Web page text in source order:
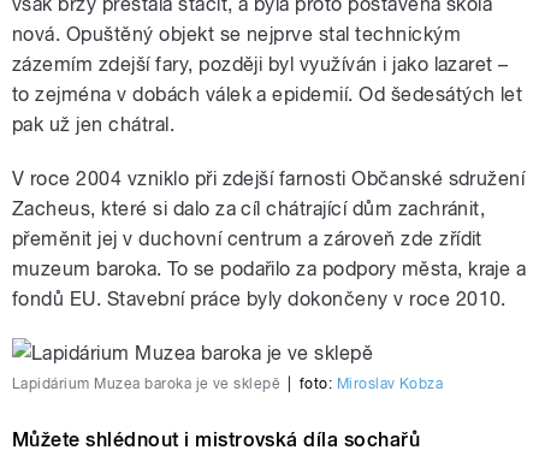
nová. Opuštěný objekt se nejprve stal technickým
zázemím zdejší fary, později byl využíván i jako lazaret –
to zejména v dobách válek a epidemií. Od šedesátých let
pak už jen chátral.
V roce 2004 vzniklo při zdejší farnosti Občanské sdružení
Zacheus, které si dalo za cíl chátrající dům zachránit,
přeměnit jej v duchovní centrum a zároveň zde zřídit
muzeum baroka. To se podařilo za podpory města, kraje a
fondů EU. Stavební práce byly dokončeny v roce 2010.
Lapidárium Muzea baroka je ve sklepě foto: Miroslav Kobza
Můžete shlédnout i mistrovská díla sochařů